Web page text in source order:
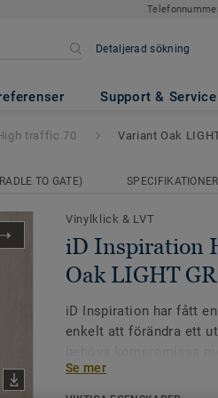
Detaljerad sökning
Support & Service
70 - Variant
traffic 70 Variant Oak
TO GATE) SPECIFIKATIONER
Vinylklick & LVT
iD Inspiration
Oak LIGHT
iD Inspiration har fått
enkelt att förändra ett
naturinspirerade färger
trycket och ger dig
Se mer